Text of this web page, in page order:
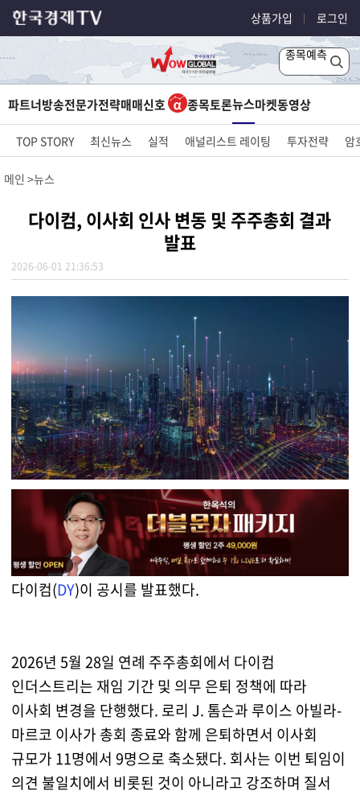
상품가입 로그인
종목예측
파트너방송전문가전략매매신호 종목토론뉴스마켓동영상
TOP STORY 최신뉴스 실적 애널리스트 레이팅 투자전략 암
메인 뉴스
다이컴, 이사회 인사 변동 및 주주총회 결과
발표
2026-06-01 21:36:53
다이컴(DY)이 공시를 발표했다.
2026년 5월 28일 연례 주주총회에서 다이컴
인더스트리는 재임 기간 및 의무 은퇴 정책에 따라
이사회 변경을 단행했다. 로리 J. 톰슨과 루이스 아빌라-
마르코 이사가 총회 종료와 함께 은퇴하면서 이사회
규모가 11명에서 9명으로 축소됐다. 회사는 이번 퇴임이
의견 불일치에서 비롯된 것이 아니라고 강조하며 질서